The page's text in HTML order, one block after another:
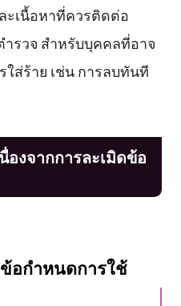
ะเนื้อหาที่ควรติดต่อ
รวจ สำหรับบุคคลที่อาจ
ใส่ร้าย เช่น การลบทันที
องจากการละเมิดข้อ
อกำหนดการใช้